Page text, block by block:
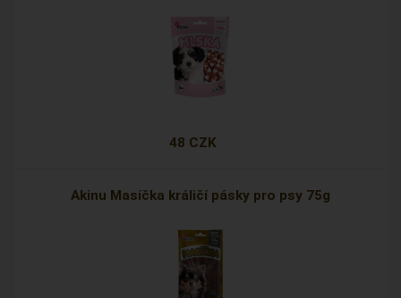
48 CZK
Akinu Masíčka králičí pásky pro psy 75g